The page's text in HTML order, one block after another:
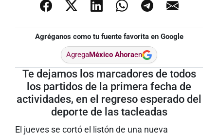
Agréganos como tu fuente favorita en Google
AgregaMéxico Ahoraen
Te dejamos los marcadores de todos
los partidos de la primera fecha de
actividades, en el regreso esperado del
deporte de las tacleadas
El jueves se cortó el listón de una nueva